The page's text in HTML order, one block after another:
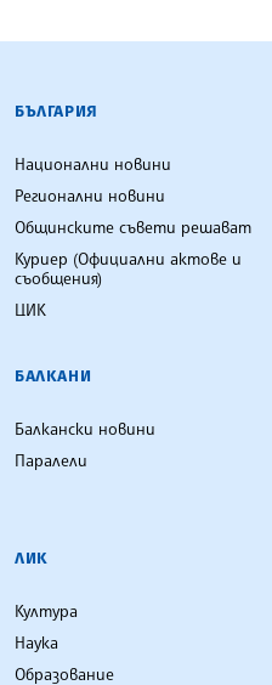
БЪЛГАРСКА
БЪЛГАРИЯ
Национални новини
Регионални новини
Общинските съвети решават
Куриер (Официални актове и
съобщения)
ЦИК
БАЛКАНИ
Балкански новини
Паралели
ЛИК
Култура
Наука
Образование